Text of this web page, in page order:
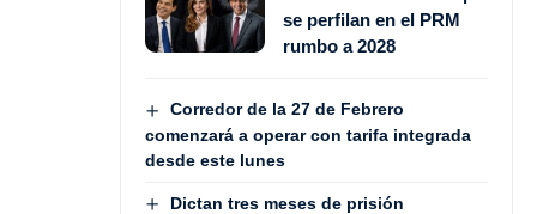
se perfilan en el PRM
rumbo a 2028
Corredor de la 27 de Febrero
comenzará a operar con tarifa integrada
desde este lunes
Dictan tres meses de prisión